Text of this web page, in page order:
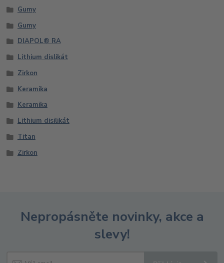
Gumy
Gumy
DIAPOL® RA
Lithium dislikát
Zirkon
Keramika
Keramika
Lithium disilikát
Titan
Zirkon
Nepropásněte novinky, akce a
slevy!